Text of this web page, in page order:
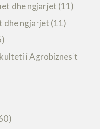
dhe ngjarjet (11)
dhe ngjarjet (11)
i Agrobiznesit